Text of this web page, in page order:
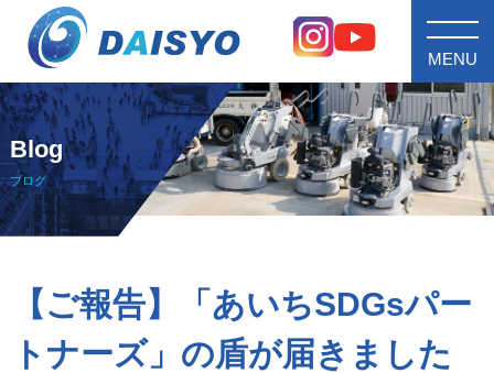
MENU
Blog
ブログ
【ご報告】「あいちSDGsパー
トナーズ」の盾が届きました